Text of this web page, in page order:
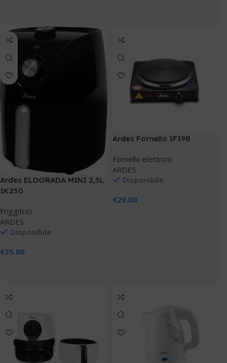
Ardes ELDORADA MINI 2,5L
1K250
Friggitrici
ARDES
Disponibile
€35.00
Ardes Fornello 1F19B
Fornello elettrico
ARDES
Disponibile
€29.00